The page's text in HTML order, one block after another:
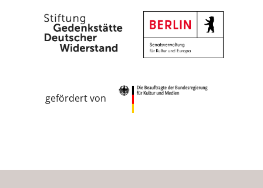
gefördert von